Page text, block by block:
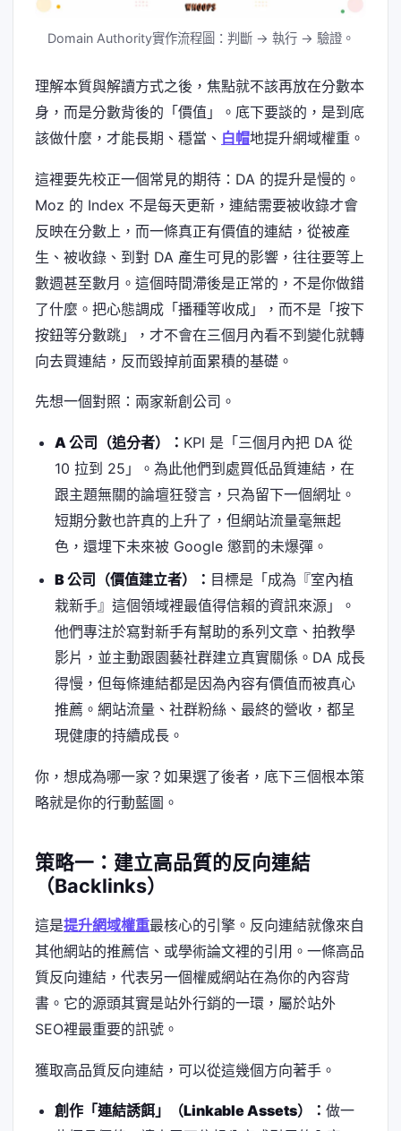
Domain Authority實作流程圖：判斷 → 執行 → 驗證。
理解本質與解讀方式之後，焦點就不該再放在分數本
身，而是分數背後的「價值」。底下要談的，是到底
該做什麼，才能長期、穩當、 白帽地提升網域權重。
這裡要先校正一個常見的期待：DA 的提升是慢的。
Moz 的 Index 不是每天更新，連結需要被收錄才會
反映在分數上，而一條真正有價值的連結，從被產
生、被收錄、到對 DA 產生可見的影響，往往要等上
數週甚至數月。這個時間滯後是正常的，不是你做錯
了什麼。把心態調成「播種等收成」，而不是「按下
按鈕等分數跳」，才不會在三個月內看不到變化就轉
向去買連結，反而毀掉前面累積的基礎。
先想一個對照：兩家新創公司。
A 公司（追分者）： KPI 是「三個月內把 DA 從
10 拉到 25」。為此他們到處買低品質連結，在
跟主題無關的論壇狂發言，只為留下一個網址。
短期分數也許真的上升了，但網站流量毫無起
色，還埋下未來被 Google 懲罰的未爆彈。
B 公司（價值建立者）： 目標是「成為『室內植
栽新手』這個領域裡最值得信賴的資訊來源」。
他們專注於寫對新手有幫助的系列文章、拍教學
影片，並主動跟園藝社群建立真實關係。DA 成長
得慢，但每條連結都是因為內容有價值而被真心
推薦。網站流量、社群粉絲、最終的營收，都呈
現健康的持續成長。
你，想成為哪一家？如果選了後者，底下三個根本策
略就是你的行動藍圖。
策略一：建立高品質的反向連結
（Backlinks）
這是提升網域權重最核心的引擎。反向連結就像來自
其他網站的推薦信、或學術論文裡的引用。一條高品
質反向連結，代表另一個權威網站在為你的內容背
書。它的源頭其實是站外行銷的一環，屬於站外
SEO裡最重要的訊號。
獲取高品質反向連結，可以從這幾個方向著手。
創作「連結誘餌」（Linkable Assets）： 做一